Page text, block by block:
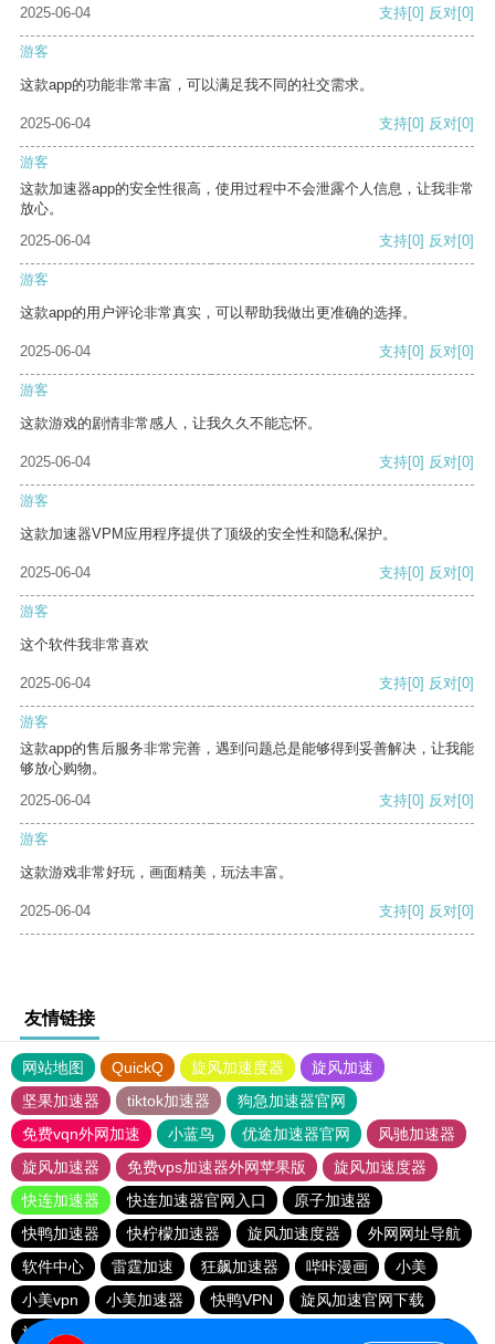
2025-06-04 支持[0] 反对[0]
游客
这款app的功能非常丰富，可以满足我不同的社交需求。
2025-06-04 支持[0] 反对[0]
游客
这款加速器app的安全性很高，使用过程中不会泄露个人信息，让我非常
放心。
2025-06-04
支持[0] 反对[0]
游客
这款app的用户评论非常真实，可以帮助我做出更准确的选择。
2025-06-04 支持[0] 反对[0]
游客
这款游戏的剧情非常感人，让我久久不能忘怀。
2025-06-04 支持[0] 反对[0]
游客
这款加速器VPM应用程序提供了顶级的安全性和隐私保护。
2025-06-04 支持[0] 反对[0]
游客
这个软件我非常喜欢
2025-06-04 支持[0] 反对[0]
游客
这款app的售后服务非常完善，遇到问题总是能够得到妥善解决，让我能
够放心购物。
2025-06-04
支持[0] 反对[0]
游客
这款游戏非常好玩，画面精美，玩法丰富。
2025-06-04 支持[0] 反对[0]
友情链接
网站地图 QuickQ 旋风加速度器
旋风加速
坚果加速器
tiktok加速器
狗急加速器官网
免费vqn外网加速
小蓝鸟 优途加速器官网
风驰加速器
旋风加速器
免费vps加速器外网苹果版
旋风加速度器
快连加速器
快连加速器官网入口
原子加速器
快鸭加速器
快柠檬加速器 旋风加速度器
外网网址导航
软件中心
雷霆加速 狂飙加速器 哔咔漫画
小美
小美vpn
小美加速器 快鸭VPN
旋风加速官网下载
旋风加速官网下载